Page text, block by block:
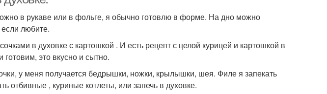
в рукаве или в фольге, я обычно готовлю в форме. На дно можно
если любите.
в духовке с картошкой . И есть рецепт с целой курицей и картошкой в
это вкусно и сытно.
у меня получается бедрышки, ножки, крылышки, шея. Филе я запекать
отбивные , куриные котлеты, или запечь в духовке.